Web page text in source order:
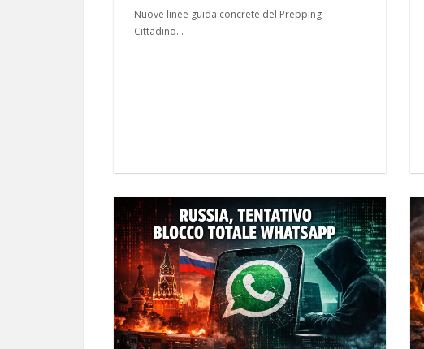
Nuove linee guida concrete del Prepping
Cittadino...